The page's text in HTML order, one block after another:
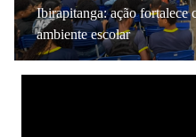
Ibirapitanga: ação fortalece
ambiente escolar